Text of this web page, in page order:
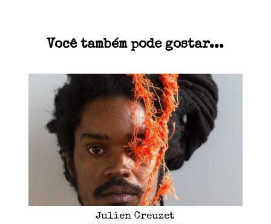
Você também pode gostar...
Julien Creuzet